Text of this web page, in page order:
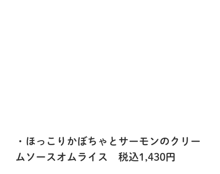
・ほっこりかぼちゃとサーモンのクリー
ムソースオムライス 税込1,430円